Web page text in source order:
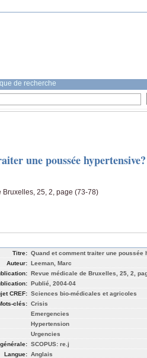
de recherche
une poussée hypertensive?
Bruxelles, 25, 2, page (73-78)
Titre: Quand et comment traiter une poussée
Auteur: Leeman, Marc
Revue médicale de Bruxelles, 25, 2,
Publié, 2004-04
CREF: Sciences bio-médicales et agricoles
clés: Crisis
Emergencies
Hypertension
Urgencies
SCOPUS: re.j
Langue: Anglais